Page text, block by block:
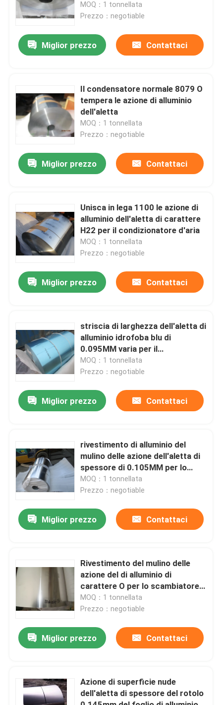
Prodotti
Video
Spettacolo VR
Visita alla fabbrica
Controllo della qualità
Contattaci
Casi
MOQ：1 tonnellata
Prezzo：negotiable
Miglior prezzo Contattaci
Il condensatore normale 8079 O
tempera le azione di alluminio
dell'aletta
MOQ：1 tonnellata
Prezzo：negotiable
Miglior prezzo Contattaci
Unisca in lega 1100 le azione di
alluminio dell'aletta di carattere
H22 per il condizionatore d'aria
MOQ：1 tonnellata
Prezzo：negotiable
Miglior prezzo Contattaci
striscia di larghezza dell'aletta di
alluminio idrofoba blu di
0.095MM varia per il
condizionatore d'aria
MOQ：1 tonnellata
Prezzo：negotiable
Miglior prezzo Contattaci
rivestimento di alluminio del
mulino delle azione dell'aletta di
spessore di 0.105MM per lo
scambiatore di
calore/evaporatore
MOQ：1 tonnellata
Prezzo：negotiable
Miglior prezzo Contattaci
Rivestimento del mulino delle
azione del di alluminio di
carattere O per lo scambiatore
di calore, condensatore,
evaporatore
MOQ：1 tonnellata
Prezzo：negotiable
Miglior prezzo Contattaci
Azione di superficie nude
dell'aletta di spessore del rotolo